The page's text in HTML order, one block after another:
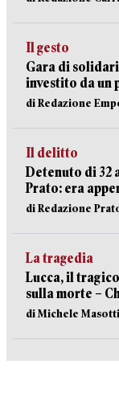
Il gesto
Gara di
investito da un
di Redazione
Il delitto
Detenuto di 32
Prato: era
di Redazione
La tragedia
Lucca, il
sulla morte –
di Michele Masotti